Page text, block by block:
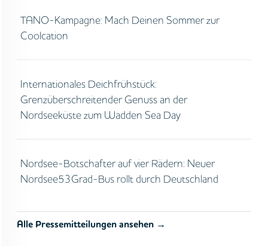
TANO-Kampagne: Mach Deinen Sommer zur
Coolcation
Internationales Deichfrühstück:
Grenzüberschreitender Genuss an der
Nordseeküste zum Wadden Sea Day
Nordsee-Botschafter auf vier Rädern: Neuer
Nordsee53Grad-Bus rollt durch Deutschland
Alle Pressemitteilungen ansehen →